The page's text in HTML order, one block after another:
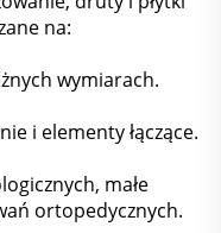
na:
wymiarach.
i elementy łączące.
małe
ortopedycznych.